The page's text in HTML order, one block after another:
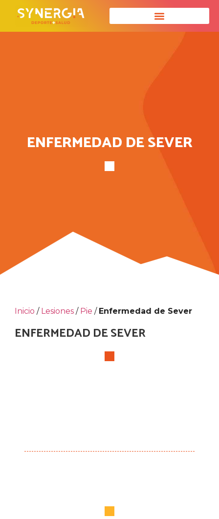
ENFERMEDAD DE SEVER
Inicio / Lesiones / Pie / Enfermedad de Sever
ENFERMEDAD DE SEVER